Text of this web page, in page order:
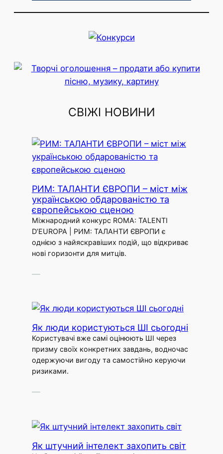
СВІЖІ НОВИНИ
РИМ: ТАЛАНТИ ЄВРОПИ – міст між
українською обдарованістю та
європейською сценою
Міжнародний конкурс ROMA: TALENTI
D’EUROPA | РИМ: ТАЛАНТИ ЄВРОПИ є
однією з найяскравіших подій, що відкриває
нові горизонти для митців.
—
Як люди користуються ШІ сьогодні
Користувачі вже самі оцінюють ШІ через
призму своїх конкретних завдань, водночас
одержуючи вигоду та самостійно керуючи
ризиками.
—
Як штучний інтелект захопить світ